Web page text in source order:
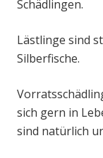
Schädlingen.
Lästlinge sind
Silberfische.
sich gern in
sind natürlich